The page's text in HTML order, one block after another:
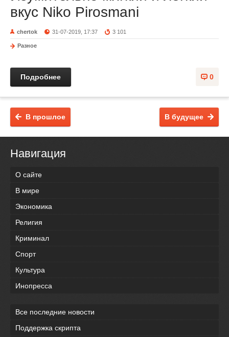
вкус Niko Pirosmani
chertok 31-07-2019, 17:37 3 101
Разное
0
Подробнее
В будущее
В прошлое
Навигация
О сайте
В мире
Экономика
Религия
Криминал
Спорт
Культура
Инопресса
Все последние новости
Поддержка скрипта